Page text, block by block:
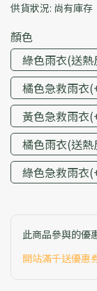
供貨狀況: 尚有庫存
顏色
綠色雨衣(送
橘色急救雨衣
黃色急救雨衣
橘色雨衣(送
綠色急救雨衣
此商品參與的優
開站滿千送優惠